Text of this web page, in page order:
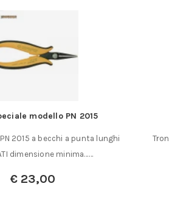
Tronchese a taglio raso TR 58 R
Tronchese a taglio raso TR 58 R spessore
3 mm. lunghezza……